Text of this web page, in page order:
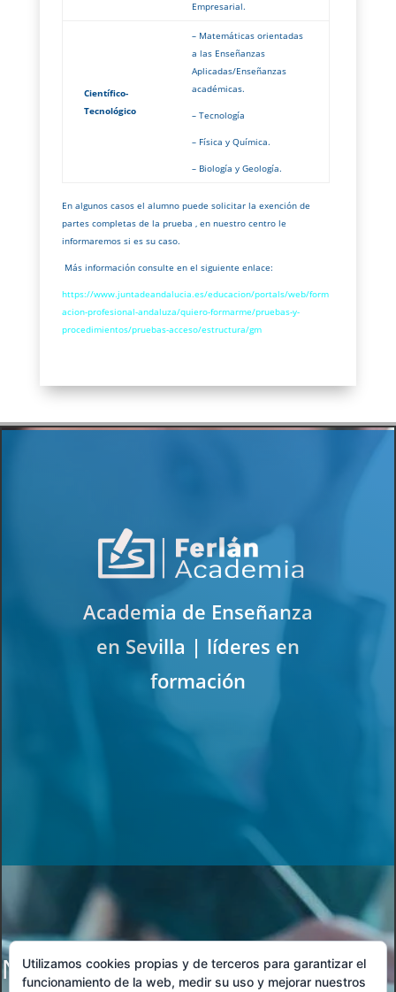
Empresarial.
Científico-
Tecnológico
– Matemáticas orientadas
a las Enseñanzas
Aplicadas/Enseñanzas
académicas.
– Tecnología
– Física y Química.
– Biología y Geología.
En algunos casos el alumno puede solicitar la exención de
partes completas de la prueba , en nuestro centro le
informaremos si es su caso.
Más información consulte en el siguiente enlace:
https://www.juntadeandalucia.es/educacion/portals/web/form
acion-profesional-andaluza/quiero-formarme/pruebas-y-
procedimientos/pruebas-acceso/estructura/gm
Academia de Enseñanza
en Sevilla | líderes en
formación
No se encontraron resultados
Utilizamos cookies propias y de terceros para garantizar el
funcionamiento de la web, medir su uso y mejorar nuestros